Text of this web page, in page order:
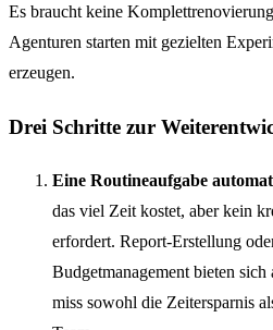
Es braucht keine
Agenturen starten mit gezielten
erzeugen.
Drei Schritte zur
Eine Routineaufgabe
das viel Zeit kostet, aber kein
erfordert. Report-Erstellung
Budgetmanagement bieten
miss sowohl die Zeitersparnis